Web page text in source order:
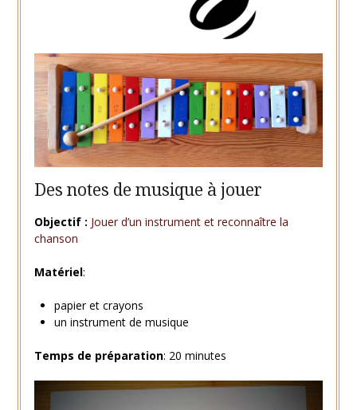
Des notes de musique à jouer
Objectif : Jouer d’un instrument et reconnaître la
chanson
Matériel:
papier et crayons
un instrument de musique
Temps de préparation: 20 minutes